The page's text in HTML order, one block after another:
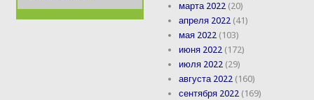
марта 2022 (20)
апреля 2022 (41)
мая 2022 (103)
июня 2022 (172)
июля 2022 (29)
августа 2022 (160)
сентября 2022 (169)